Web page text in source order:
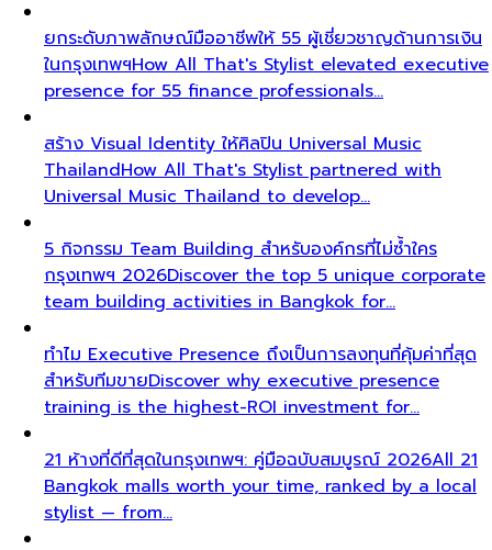
ยกระดับภาพลักษณ์มืออาชีพให้ 55 ผู้เชี่ยวชาญด้านการเงิน
ในกรุงเทพฯHow All That's Stylist elevated executive
presence for 55 finance professionals…
สร้าง Visual Identity ให้ศิลปิน Universal Music
ThailandHow All That's Stylist partnered with
Universal Music Thailand to develop…
5 กิจกรรม Team Building สำหรับองค์กรที่ไม่ซ้ำใคร
กรุงเทพฯ 2026Discover the top 5 unique corporate
team building activities in Bangkok for…
ทำไม Executive Presence ถึงเป็นการลงทุนที่คุ้มค่าที่สุด
สำหรับทีมขายDiscover why executive presence
training is the highest-ROI investment for…
21 ห้างที่ดีที่สุดในกรุงเทพฯ: คู่มือฉบับสมบูรณ์ 2026All 21
Bangkok malls worth your time, ranked by a local
stylist — from…